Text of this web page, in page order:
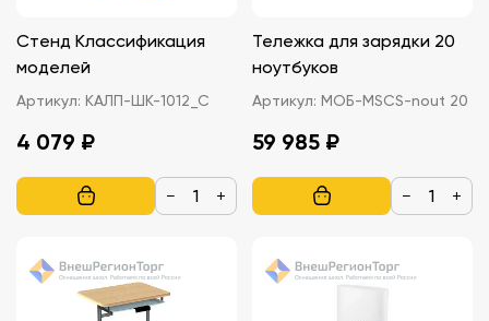
Стенд Классификация
моделей
Артикул: КАЛП-ШК-1012_С
4 079 ₽
− +
Тележка для зарядки 20
ноутбуков
Артикул: МОБ-MSCS-nout 20
59 985 ₽
− +